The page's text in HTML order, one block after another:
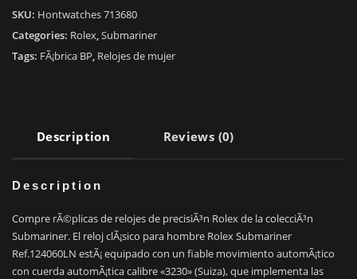
Submariner
Ref.124060LN
quantity
SKU: Hontwatches 713680
Categories: Rolex,Submariner
Tags: FÃ¡brica BP, Relojes de mujer
Description Reviews (0)
Description
Compre rÃ©plicas de relojes de precisiÃ³n Rolex de la colecciÃ³n
Submariner. El reloj clÃ¡sico para hombre Rolex Submariner
Ref.124060LN estÃ¡ equipado con un fiable movimiento automÃ¡tico
con cuerda automÃ¡tica calibre «3230» (Suiza), que implementa las